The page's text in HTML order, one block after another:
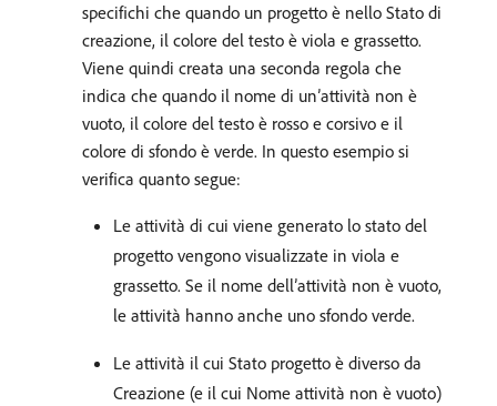
specifichi che quando un progetto è nello Stato di
creazione, il colore del testo è viola e grassetto.
Viene quindi creata una seconda regola che
indica che quando il nome di un’attività non è
vuoto, il colore del testo è rosso e corsivo e il
colore di sfondo è verde. In questo esempio si
verifica quanto segue:
Le attività di cui viene generato lo stato del
progetto vengono visualizzate in viola e
grassetto. Se il nome dell’attività non è vuoto,
le attività hanno anche uno sfondo verde.
Le attività il cui Stato progetto è diverso da
Creazione (e il cui Nome attività non è vuoto)